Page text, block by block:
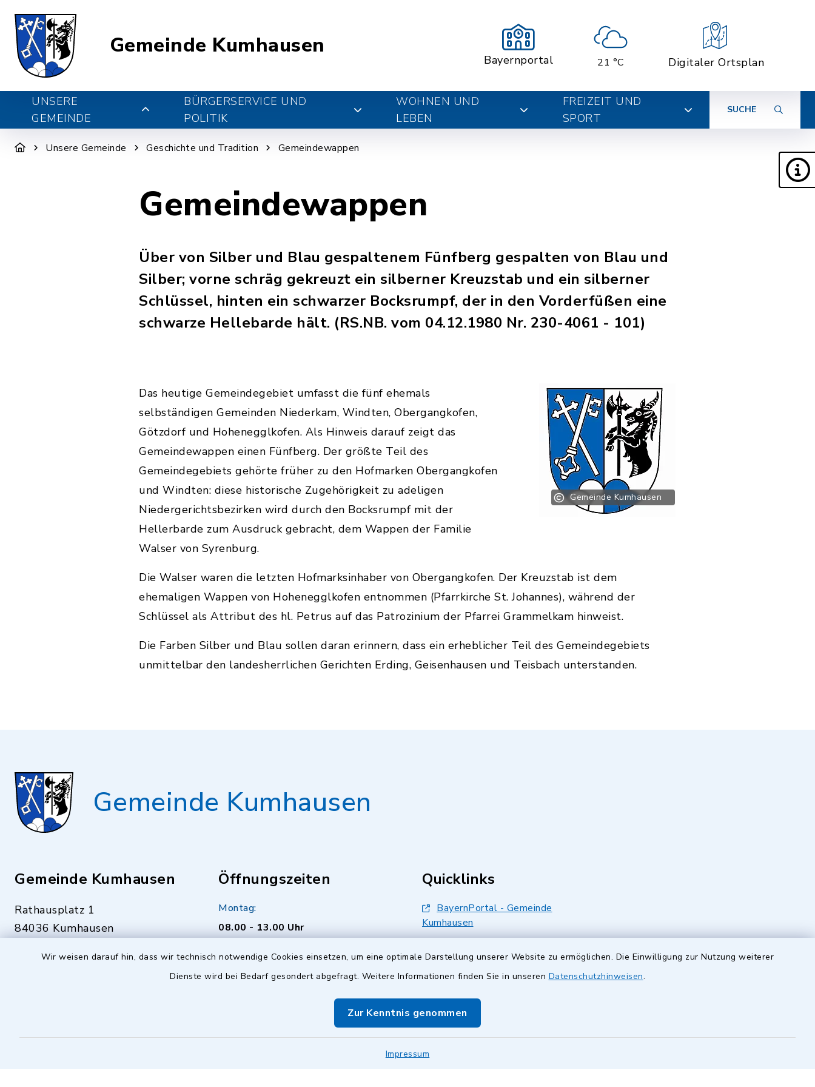
Wir weisen darauf hin, dass wir technisch notwendige Cookies einsetzen, um eine optimale Darstellung unserer Website zu ermöglichen. Die Einwilligung zur Nutzung weiterer
Dienste wird bei Bedarf gesondert abgefragt. Weitere Informationen finden Sie in unseren Datenschutzhinweisen.
Zur Kenntnis genommen
Impressum
Gemeinde Kumhausen
Bayernportal 21 °C Digitaler Ortsplan
UNSERE
GEMEINDE
BÜRGERSERVICE UND
POLITIK
WOHNEN UND
LEBEN
FREIZEIT UND
SPORT
SUCHE
Unsere Gemeinde Geschichte und Tradition Gemeindewappen
Gemeindewappen
Über von Silber und Blau gespaltenem Fünfberg gespalten von Blau und
Silber; vorne schräg gekreuzt ein silberner Kreuzstab und ein silberner
Schlüssel, hinten ein schwarzer Bocksrumpf, der in den Vorderfüßen eine
schwarze Hellebarde hält. (RS.NB. vom 04.12.1980 Nr. 230-4061 - 101)
Gemeinde Kumhausen
Das heutige Gemeindegebiet umfasst die fünf ehemals
selbständigen Gemeinden Niederkam, Windten, Obergangkofen,
Götzdorf und Hohenegglkofen. Als Hinweis darauf zeigt das
Gemeindewappen einen Fünfberg. Der größte Teil des
Gemeindegebiets gehörte früher zu den Hofmarken Obergangkofen
und Windten: diese historische Zugehörigkeit zu adeligen
Niedergerichtsbezirken wird durch den Bocksrumpf mit der
Hellerbarde zum Ausdruck gebracht, dem Wappen der Familie
Walser von Syrenburg.
Die Walser waren die letzten Hofmarksinhaber von Obergangkofen. Der Kreuzstab ist dem
ehemaligen Wappen von Hohenegglkofen entnommen (Pfarrkirche St. Johannes), während der
Schlüssel als Attribut des hl. Petrus auf das Patrozinium der Pfarrei Grammelkam hinweist.
Die Farben Silber und Blau sollen daran erinnern, dass ein erheblicher Teil des Gemeindegebiets
unmittelbar den landesherrlichen Gerichten Erding, Geisenhausen und Teisbach unterstanden.
Gemeinde Kumhausen
Gemeinde Kumhausen
Rathausplatz 1
84036 Kumhausen
0871 94322-0
Öffnungszeiten
Montag:
08.00 - 13.00 Uhr
Dienstag bis Freitag:
08.00 - 12.00 Uhr
Quicklinks
BayernPortal - Gemeinde
Kumhausen
Bürger Service Portal
inixmedia